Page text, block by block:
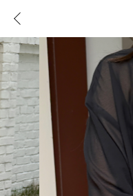
로그인
콘텐츠 리뷰 & 혜택
CATEGORY
도착보장⚡